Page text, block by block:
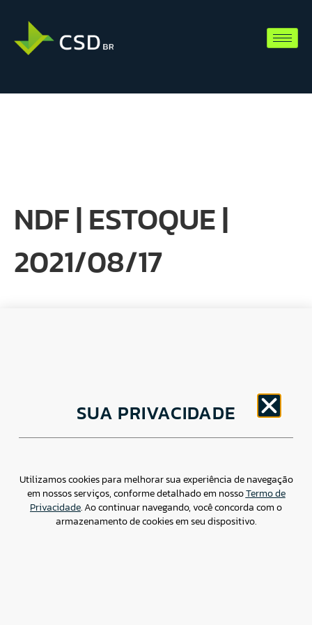
NDF | ESTOQUE |
2021/08/17
Av. Brigadeiro Faria Lima, 1779 – 5oAndar Jardim
Paulistano, São Paulo/ SP – CEP: 01452-914
Assessoria de imprensa: imprensa@csdbr.com
SUA PRIVACIDADE
Utilizamos cookies para melhorar sua experiência de navegação
em nossos serviços, conforme detalhado em nossoTermo de
Privacidade. Ao continuar navegando, você concorda com o
armazenamento de cookies em seu dispositivo.